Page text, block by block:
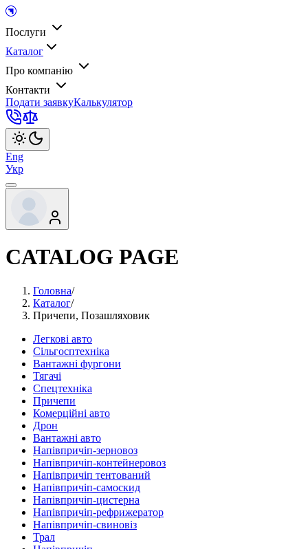
Послуги
Каталог
Про компанію
Контакти
Подати заявкуКалькулятор
Eng
Укр
CATALOG PAGE
Головна/
Каталог/
Причепи, Позашляховик
Легкові авто
Сільгосптехніка
Вантажні фургони
Тягачі
Спецтехніка
Причепи
Комерційні авто
Дрон
Вантажні авто
Напівпричіп-зерновоз
Напівпричіп-контейнеровоз
Напівпричіп тентований
Напівпричіп-самоскид
Напівпричіп-цистерна
Напівпричіп-рефрижератор
Напівпричіп-свиновіз
Трал